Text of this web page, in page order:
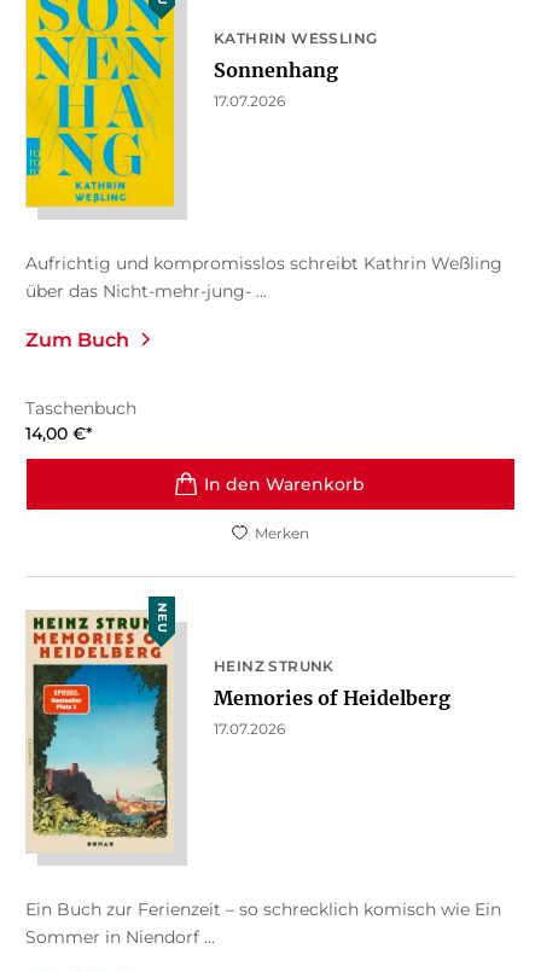
KATHRIN WESSLING
Sonnenhang
17.07.2026
Aufrichtig und kompromisslos schreibt Kathrin Weßling
über das Nicht-mehr-jung- ...
Zum Buch
Taschenbuch
14,00 €*
In den Warenkorb
Merken
NEU
HEINZ STRUNK
Memories of Heidelberg
17.07.2026
Ein Buch zur Ferienzeit – so schrecklich komisch wie Ein
Sommer in Niendorf ...